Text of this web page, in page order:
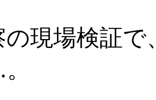
の現場検証